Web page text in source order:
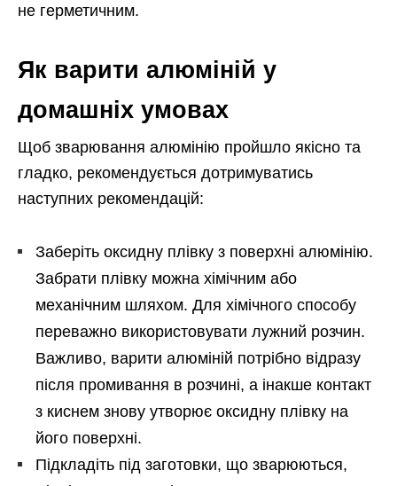
не герметичним.
Як варити алюміній у
домашніх умовах
Щоб зварювання алюмінію пройшло якісно та
гладко, рекомендується дотримуватись
наступних рекомендацій:
Заберіть оксидну плівку з поверхні алюмінію.
Забрати плівку можна хімічним або
механічним шляхом. Для хімічного способу
переважно використовувати лужний розчин.
Важливо, варити алюміній потрібно відразу
після промивання в розчині, а інакше контакт
з киснем знову утворює оксидну плівку на
його поверхні.
Підкладіть під заготовки, що зварюються,